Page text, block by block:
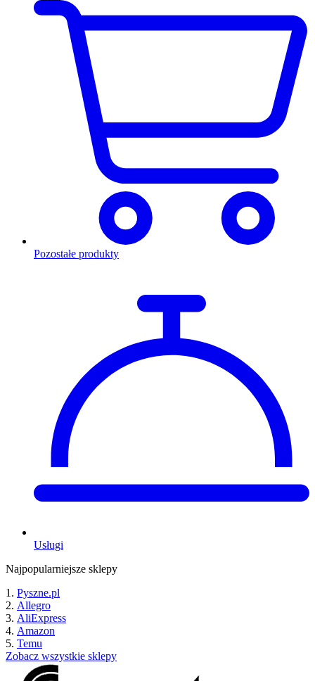
Pozostałe produkty
Usługi
Najpopularniejsze sklepy
Pyszne.pl
Allegro
AliExpress
Amazon
Temu
Zobacz wszystkie sklepy